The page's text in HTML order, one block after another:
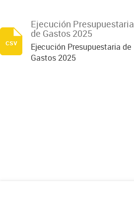
Ejecución Presupuestaria
de Gastos 2025
Ejecución Presupuestaria de
Gastos 2025
csv